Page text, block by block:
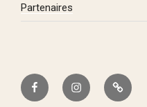
Partenaires
FacebookInstagramBluesky